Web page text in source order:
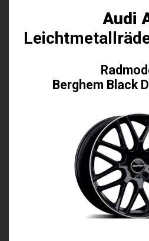
Audi
Berghem Black